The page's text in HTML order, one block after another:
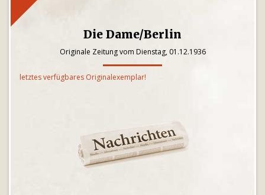
Die Dame/Berlin
Originale Zeitung vom Dienstag, 01.12.1936
letztes verfügbares Originalexemplar!